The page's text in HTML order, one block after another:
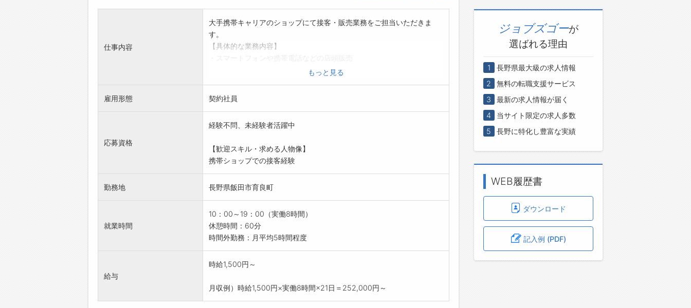
仕事内容
大手携帯キャリアのショップにて接客・販売業務をご担当いただきま
す。
【具体的な業務内容】
・修理受付
・商品カタログの補充
入社後は研修にて商品知識を学んでいただき、先輩スタッフの面談に同
席をして提案方法を習得します。
お客様の要望に応えられるよう徐々に慣れていただければと思います。
【働き方に関して】
日勤かつシフト制になります。
【社内設備】
休憩室
冷蔵庫
もっと見る
雇用形態 契約社員
応募資格
経験不問、未経験者活躍中
【歓迎スキル・求める人物像】
携帯ショップでの接客経験
勤務地 長野県飯田市育良町
就業時間
10：00～19：00（実働8時間）
休憩時間：60分
時間外勤務：月平均5時間程度
給与
時給1,500円～
月収例）時給1,500円×実働8時間×21日＝252,000円～
ジョブズゴーが
選ばれる理由
1
長野県最大級の求人情報
2
無料の転職支援サービス
3
最新の求人情報が届く
4
当サイト限定の求人多数
5
長野に特化し豊富な実績
WEB履歴書
ダウンロード
記入例 (PDF)